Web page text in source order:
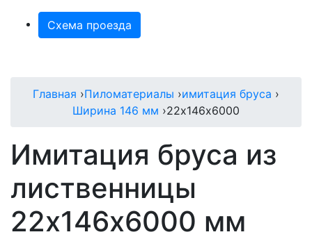
Схема проезда
Главная ›Пиломатериалы ›имитация бруса ›
Ширина 146 мм ›22х146х6000
Имитация бруса из
лиственницы
22х146х6000 мм